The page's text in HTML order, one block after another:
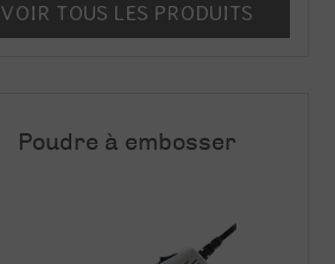
VOIR TOUS LES PRODUITS
Poudre à embosser